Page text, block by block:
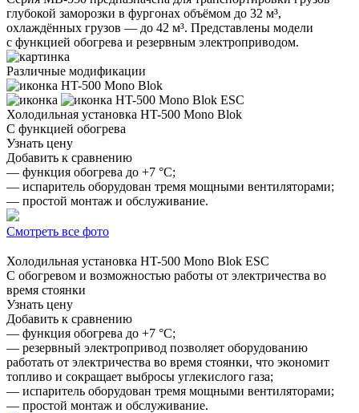
глубокой заморозки в фургонах объёмом до 32 м³,
охлаждённых грузов — до 42 м³. Представлены модели
с функцией обогрева и резервным электроприводом.
Различные модификации
HT-500 Mono Blok
HT-500 Mono Blok ESC
Холодильная установка HT-500 Mono Blok
С функцией обогрева
Узнать цену
Добавить к сравнению
— функция обогрева до +7 °C;
— испаритель оборудован тремя мощными вентиляторами;
— простой монтаж и обслуживание.
Смотреть все фото
Холодильная установка HT-500 Mono Blok ESC
С обогревом и возможностью работы от электричества во
время стоянки
Узнать цену
Добавить к сравнению
— функция обогрева до +7 °C;
— резервный электропривод позволяет оборудованию
работать от электричества во время стоянки, что экономит
топливо и сокращает выбросы углекислого газа;
— испаритель оборудован тремя мощными вентиляторами;
— простой монтаж и обслуживание.